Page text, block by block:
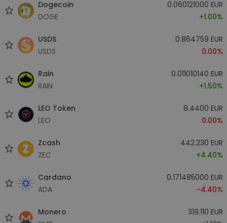
Dogecoin
DOGE
0.060121000 EUR
+1.00%
USDS
USDS
0.864759 EUR
0.00%
Rain
RAIN
0.011010140 EUR
+1.50%
LEO Token
LEO
8.4400 EUR
0.00%
Zcash
ZEC
442.230 EUR
+4.40%
Cardano
ADA
0.171485000 EUR
-4.40%
Monero
319.110 EUR